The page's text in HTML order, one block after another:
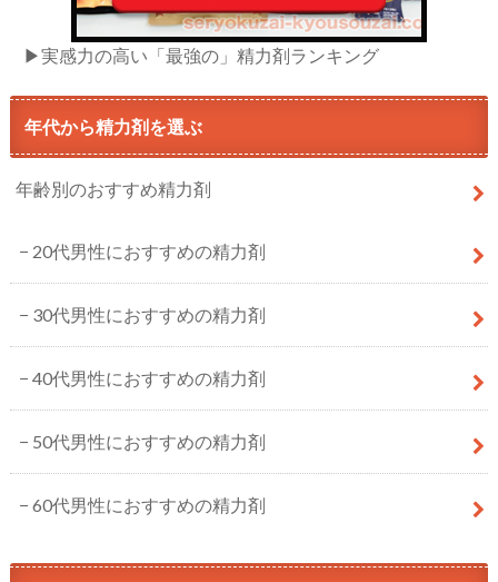
▶実感力の高い「最強の」精力剤ランキング
年代から精力剤を選ぶ
年齢別のおすすめ精力剤
20代男性におすすめの精力剤
30代男性におすすめの精力剤
40代男性におすすめの精力剤
50代男性におすすめの精力剤
60代男性におすすめの精力剤